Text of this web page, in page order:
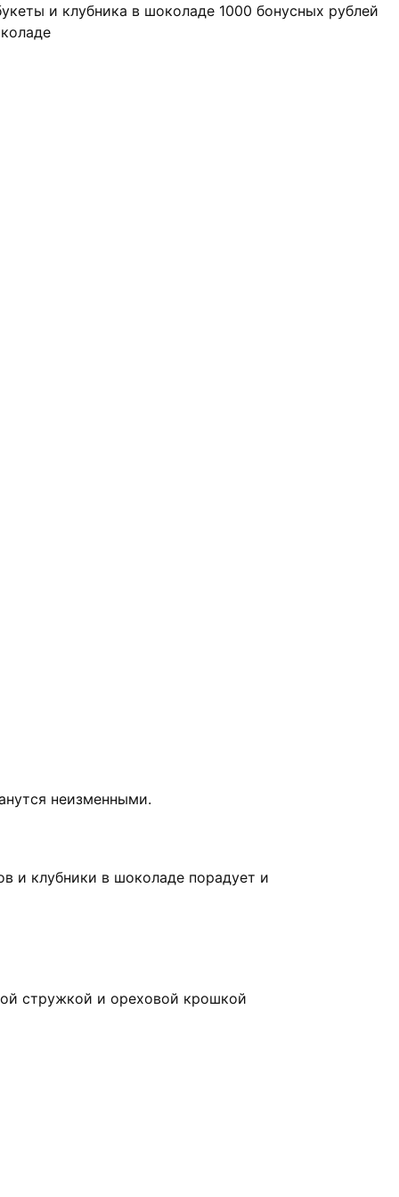
и клубника в шоколаде 1000 бонусных рублей
неизменными.
и клубники в шоколаде порадует и
стружкой и ореховой крошкой